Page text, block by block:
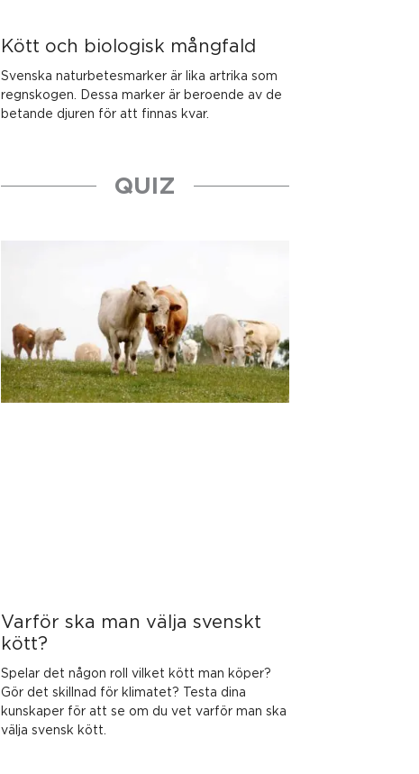
Kött och biologisk mångfald
Svenska naturbetesmarker är lika artrika som
regnskogen. Dessa marker är beroende av de
betande djuren för att finnas kvar.
QUIZ
Varför ska man välja svenskt
kött?
Spelar det någon roll vilket kött man köper?
Gör det skillnad för klimatet? Testa dina
kunskaper för att se om du vet varför man ska
välja svensk kött.